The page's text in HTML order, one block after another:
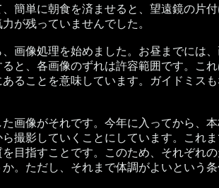
簡単に朝食を済ませると、望遠鏡の片
が残っていませんでした。
画像処理を始めました。お昼までには
ると、各画像のずれは許容範囲です。こ
ることを意味しています。ガイドミス
画像がそれです。今年に入ってから、
ら撮影していくことにしています。これ
を目指すことです。このため、それぞれ
。ただし、それまで体調がよいという